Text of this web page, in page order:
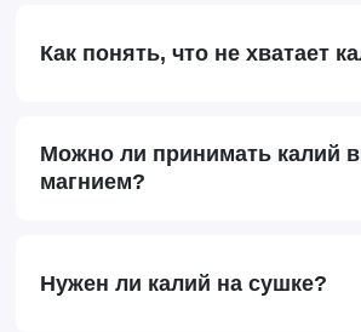
Как понять, что не хватает
Можно ли принимать калий
магнием?
Нужен ли калий на сушке?